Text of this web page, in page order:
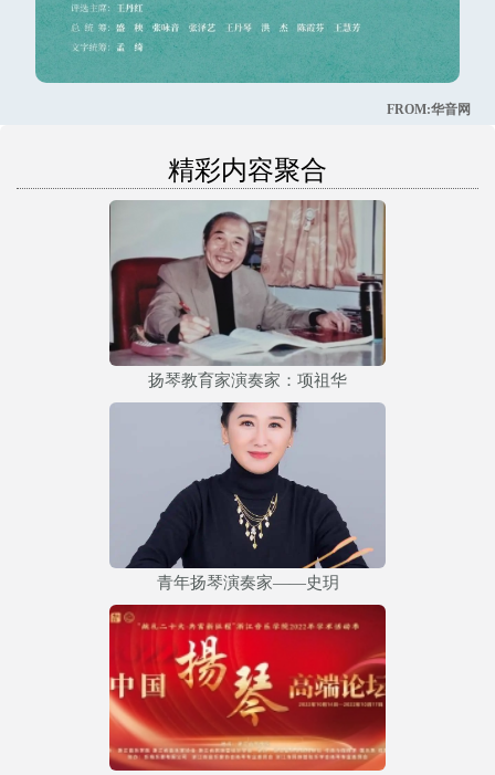
FROM:华音网
精彩内容聚合
扬琴教育家演奏家：项祖华
青年扬琴演奏家——史玥